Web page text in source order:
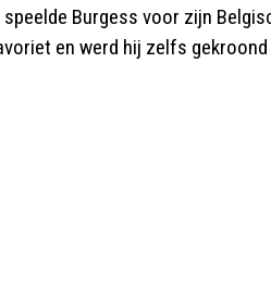
Burgess voor zijn
en werd hij zelfs